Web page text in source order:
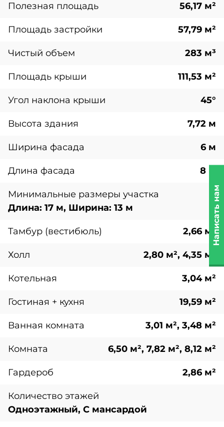
Полезная площадь 56,17 м²
Площадь застройки 57,79 м²
Чистый объем 283 м³
Площадь крыши 111,53 м²
Угол наклона крыши 45°
Высота здания 7,72 м
Ширина фасада 6 м
Длина фасада 8 м
Минимальные размеры участка
Длина: 17 м, Ширина: 13 м
Тамбур (вестибюль) 2,66 м²
Холл 2,80 м², 4,35 м²
Котельная 3,04 м²
Гостиная + кухня 19,59 м²
Ванная комната 3,01 м², 3,48 м²
Комната 6,50 м², 7,82 м², 8,12 м²
Гардероб 2,86 м²
Количество этажей
Одноэтажный, С мансардой
Написать нам